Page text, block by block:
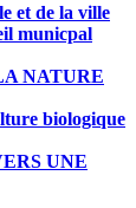
et de la ville
municpal
NATURE
biologique
UNE